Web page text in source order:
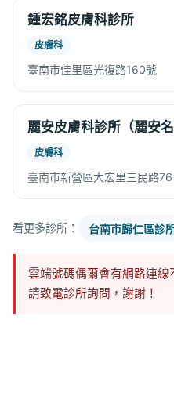
鍾宏銘皮膚科診所
皮膚科
臺南市佳里區光復路160號
麗安皮膚科診所（麗安
皮膚科
臺南市新營區大宏里三民路
看更多診所： 台南市歸仁區診
雲端號碼偶爾會有網路連
請致電診所詢問，謝謝！